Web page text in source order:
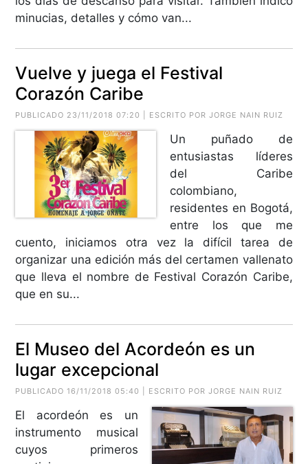
minucias, detalles y cómo van...
Vuelve y juega el Festival
Corazón Caribe
PUBLICADO 23/11/2018 07:20 | ESCRITO POR JORGE NAIN RUIZ
Un puñado de
entusiastas líderes
del Caribe
colombiano,
residentes en Bogotá,
entre los que me
cuento, iniciamos otra vez la difícil tarea de
organizar una edición más del certamen vallenato
que lleva el nombre de Festival Corazón Caribe,
que en su...
El Museo del Acordeón es un
lugar excepcional
PUBLICADO 16/11/2018 05:40 | ESCRITO POR JORGE NAIN RUIZ
El acordeón es un
instrumento musical
cuyos primeros